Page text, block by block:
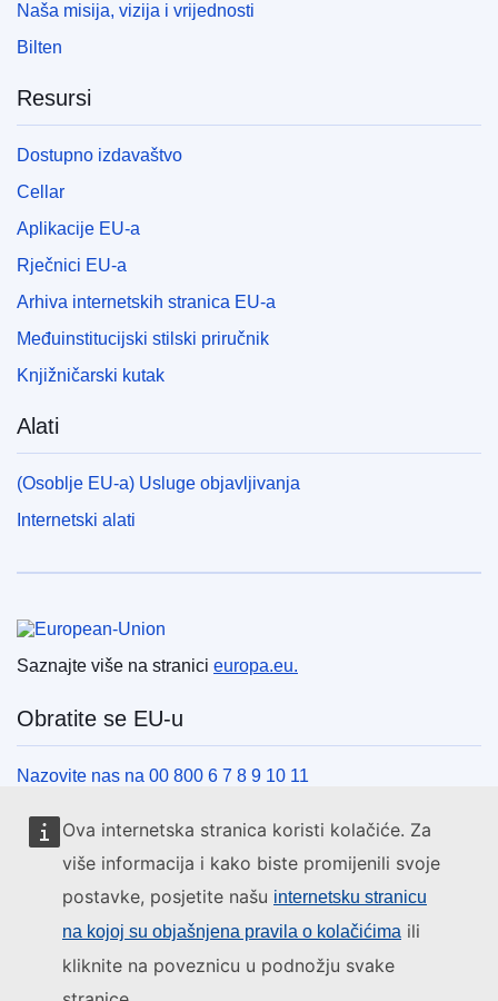
Ova internetska stranica koristi kolačiće. Za
više informacija i kako biste promijenili svoje
postavke, posjetite našu internetsku stranicu
na kojoj su objašnjena pravila o kolačićima ili
kliknite na poveznicu u podnožju svake
Naša misija, vizija i vrijednosti
Bilten
Resursi
Dostupno izdavaštvo
Cellar
Aplikacije EU-a
Rječnici EU-a
Arhiva internetskih stranica EU-a
Međuinstitucijski stilski priručnik
Knjižničarski kutak
Alati
(Osoblje EU-a) Usluge objavljivanja
Internetski alati
Saznajte više na stranici europa.eu.
Obratite se EU-u
Nazovite nas na 00 800 6 7 8 9 10 11
Uspostavite telefonsku vezu na drugi način
Pišite nam služeći se našim obrascem za kontakt
Upoznajte nas u jednom od centara EU-a